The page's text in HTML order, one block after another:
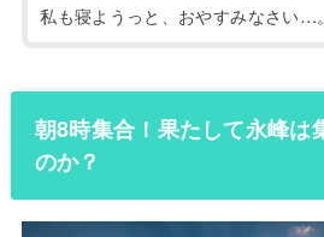
私も寝ようっと、おやすみなさい…。
朝8時集合！果たして永峰は
のか？